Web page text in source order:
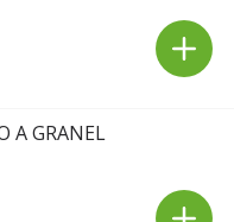
A GRANEL